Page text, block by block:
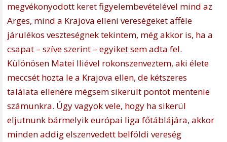
megvékonyodott keret figyelembevételével mind az
Arges, mind a Krajova elleni vereségeket afféle
járulékos veszteségnek tekintem, még akkor is, ha a
csapat – szíve szerint – egyiket sem adta fel.
Különösen Matei Iliével rokonszenveztem, aki élete
meccsét hozta le a Krajova ellen, de kétszeres
találata ellenére mégsem sikerült pontot mentenie
számunkra. Úgy vagyok vele, hogy ha sikerül
eljutnunk bármelyik európai liga főtáblájára, akkor
minden addig elszenvedett belföldi vereség